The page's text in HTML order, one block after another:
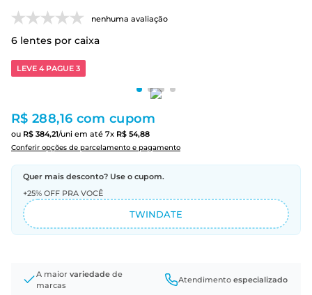
nenhuma avaliação
6 lentes por caixa
LEVE 4 PAGUE 3
R$ 288,16 com cupom
ou R$ 384,21/uni em até 7x R$ 54,88
Conferir opções de parcelamento e pagamento
Quer mais desconto? Use o cupom.
+25% OFF PRA VOCÊ
TWINDATE
A maior variedade de
marcas
Atendimento especializado